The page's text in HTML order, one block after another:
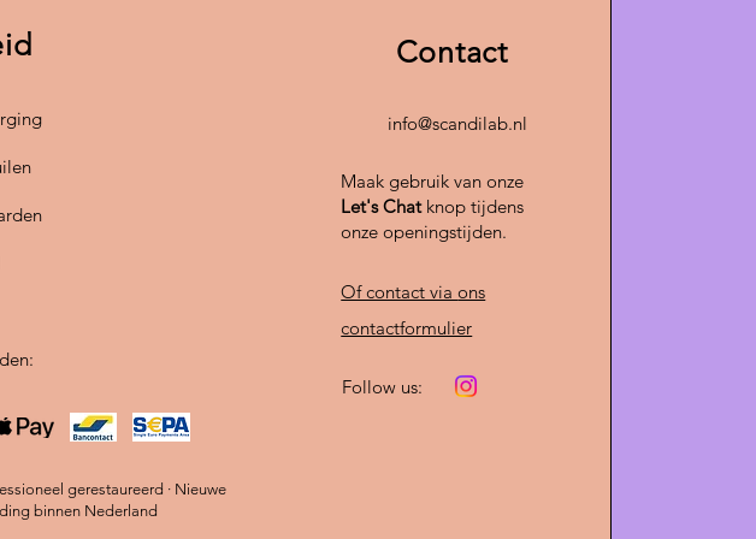
design, vintage verlichting en retro
gerestaureerd · Nieuwe
binnen Nederland
Contact
info@scandilab.nl
Maak gebruik van onze
Let's Chatknop tijdens
onze openingstijden.
Of contact viaons
contactformulier
Follow us: